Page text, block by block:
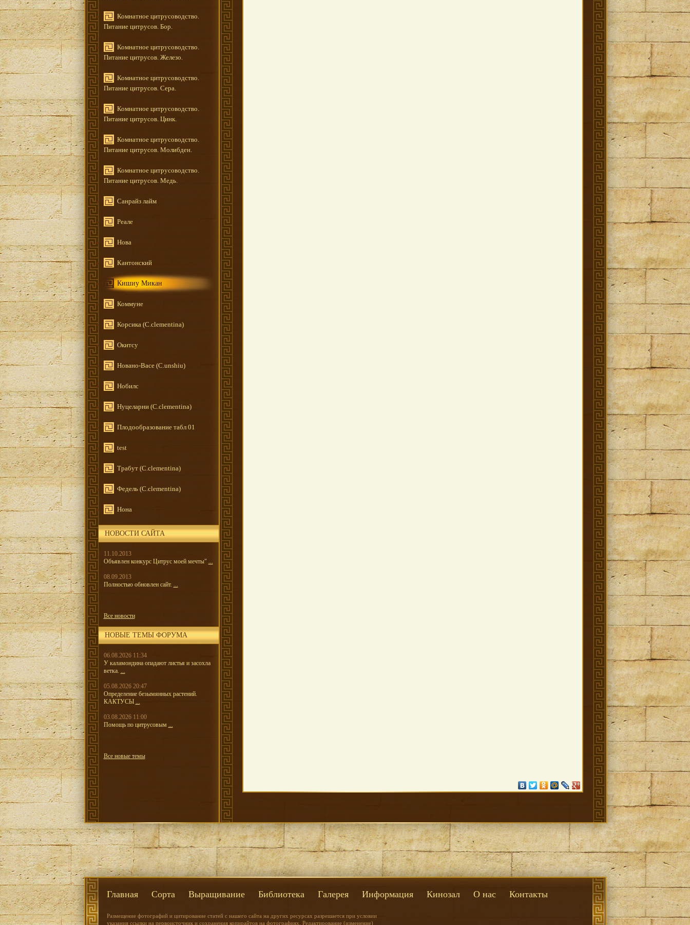
Комнатное цитрусоводство.
Питание цитрусов. Бор.
Комнатное цитрусоводство.
Питание цитрусов. Железо.
Комнатное цитрусоводство.
Питание цитрусов. Сера.
Комнатное цитрусоводство.
Питание цитрусов. Цинк.
Комнатное цитрусоводство.
Питание цитрусов. Молибден.
Комнатное цитрусоводство.
Питание цитрусов. Медь.
Санрайз лайм
Реале
Нова
Кантонский
Кишиу Микан
Коммуне
Корсика (C.clementina)
Окитсу
Новано-Васе (C.unshiu)
Нобилс
Нуцеларни (C.clementina)
Плодообразование табл 01
test
Трабут (C.clementina)
Федель (C.clementina)
Нона
НОВОСТИ САЙТА
11.10.2013
Объявлен конкурс Цитрус моей мечты" ...
08.09.2013
Полностью обновлен сайт. ...
Все новости
НОВЫЕ ТЕМЫ ФОРУМА
06.08.2026 11:34
У каламондина опадают листья и засохла
ветка. ...
05.08.2026 20:47
Определение безымянных растений.
КАКТУСЫ ...
03.08.2026 11:00
Помощь по цитрусовым ...
Все новые темы
Главная Сорта Выращивание Библиотека Галерея Информация Кинозал О нас Контакты
Размещение фотографий и цитирование статей с нашего сайта на других ресурсах разрешается при условии
указания ссылки на первоисточник и сохранения копирайтов на фотографиях. Редактирование (изменение)